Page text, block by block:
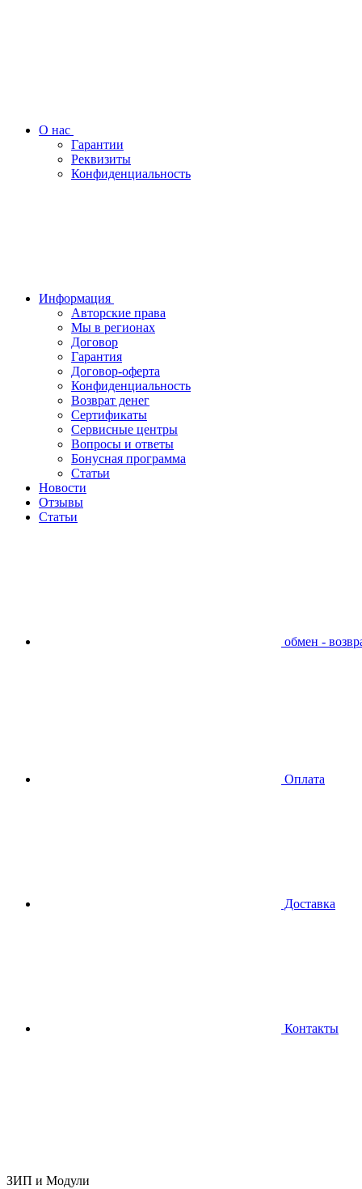
О нас
Гарантии
Реквизиты
Конфиденциальность
Информация
Авторские права
Мы в регионах
Договор
Гарантия
Договор-оферта
Конфиденциальность
Возврат денег
Сертификаты
Сервисные центры
Вопросы и ответы
Бонусная программа
Статьи
Новости
Отзывы
Статьи
обмен -
Оплата
Доставка
Контакты
ЗИП и Модули